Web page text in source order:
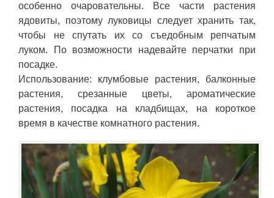
особенно очаровательны. Все части растения
ядовиты, поэтому луковицы следует хранить так,
чтобы не спутать их со съедобным репчатым
луком. По возможности надевайте перчатки при
посадке.
Использование: клумбовые растения, балконные
растения, срезанные цветы, ароматические
растения, посадка на кладбищах, на короткое
время в качестве комнатного растения.